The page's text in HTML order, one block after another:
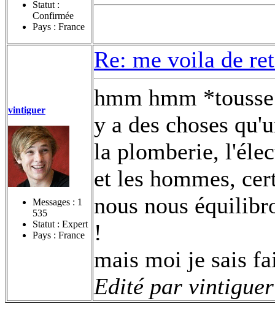
Statut :
Confirmée
Pays : France
vintiguer
Messages : 1
535
Statut : Expert
Pays : France
Re: me voila de
hmm hmm
y a des choses
la plomberie,
et les hommes,
nous nous
!
mais moi je sais
Edité par